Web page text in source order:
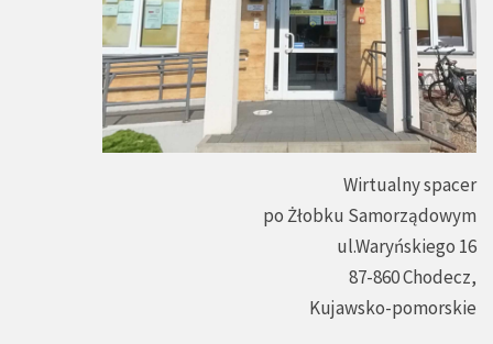
Wirtualny spacer
po Żłobku Samorządowym
ul.Waryńskiego 16
87-860 Chodecz,
Kujawsko-pomorskie